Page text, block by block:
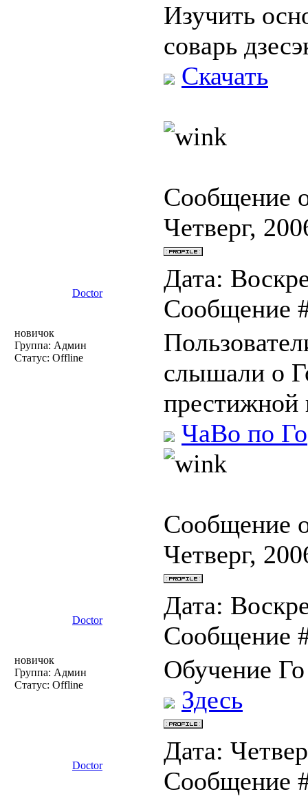
Изучить
соварь
Скачать
Сообщение
Четверг,
Doctor
Дата:
Сообщение
новичок
Группа: Админ
Статус: Offline
слышали о
престижной
ЧаВо по Го
Сообщение
Четверг,
Doctor
Дата:
Сообщение
новичок
Группа: Админ
Статус: Offline
Обучение
Здесь
Doctor
Дата:
Сообщение